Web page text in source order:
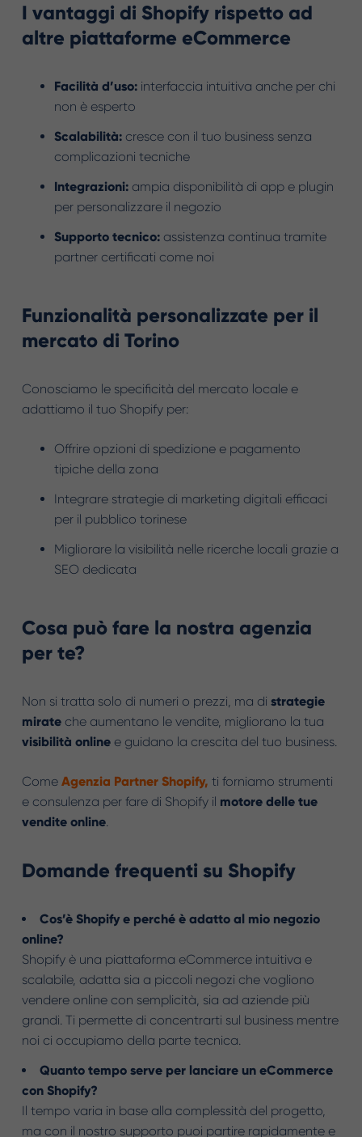
I vantaggi di Shopify rispetto ad
altre piattaforme eCommerce
Facilità d’uso:interfaccia intuitiva anche per chi
non è esperto
Scalabilità:cresce con il tuo business senza
complicazioni tecniche
Integrazioni:ampia disponibilità di app e plugin
per personalizzare il negozio
Supporto tecnico:assistenza continua tramite
partner certificati come noi
Funzionalità personalizzate per il
mercato di Torino
Conosciamo le specificità del mercato locale e
adattiamo il tuo Shopify per:
Offrire opzioni di spedizione e pagamento
tipiche della zona
Integrare strategie di marketing digitali efficaci
per il pubblico torinese
Migliorare la visibilità nelle ricerche locali grazie a
SEO dedicata
Cosa può fare la nostra agenzia
per te?
Non si tratta solo di numeri o prezzi, ma di strategie
mirateche aumentano le vendite, migliorano la tua
visibilità onlinee guidano la crescita del tuo business.
Come Agenzia Partner Shopify, ti forniamo strumenti
e consulenza per fare di Shopify il motore delle tue
vendite online.
Domande frequenti su Shopify
Cos’è Shopify e perché è adatto al mio negozio
online?
Shopify è una piattaforma eCommerce intuitiva e
scalabile, adatta sia a piccoli negozi che vogliono
vendere online con semplicità, sia ad aziende più
grandi. Ti permette di concentrarti sul business mentre
noi ci occupiamo della parte tecnica.
Quanto tempo serve per lanciare un eCommerce
con Shopify?
Il tempo varia in base alla complessità del progetto,
ma con il nostro supporto puoi partire rapidamente e